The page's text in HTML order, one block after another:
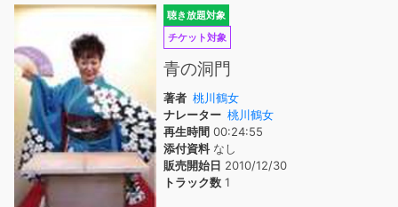
聴き放題対象
チケット対象
青の洞門
著者 桃川鶴女
ナレーター 桃川鶴女
再生時間 00:24:55
添付資料なし
販売開始日 2010/12/30
トラック数 1